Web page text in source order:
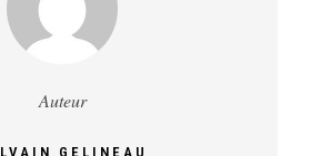
Auteur
GELINEAU